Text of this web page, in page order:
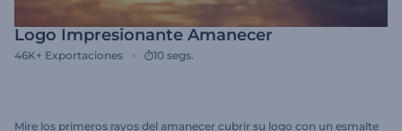
Logo Impresionante Amanecer
46K+ Exportaciones 10 segs.
Mire los primeros rayos del amanecer cubrir su logo con un esmalte